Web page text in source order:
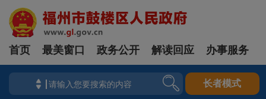
首页 最美窗口 政务公开 解读回应 办事服务
长者模式